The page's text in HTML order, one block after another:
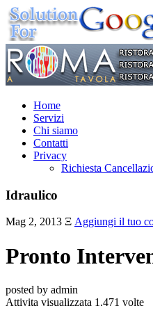
Home
Servizi
Chi siamo
Contatti
Privacy
Richiesta
Idraulico
Mag 2, 2013 Ξ Aggiungi il tuo
Pronto
posted by admin
Attivita visualizzata 1.471 volte